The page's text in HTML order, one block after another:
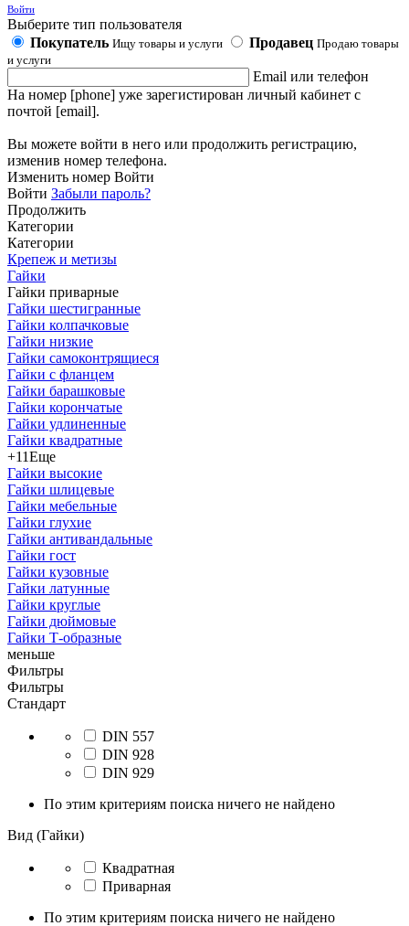
Войти
Выберите тип пользователя
Покупатель Ищу товары и услуги Продавец Продаю товары
и услуги
Email или телефон
На номер [phone] уже зарегистирован личный кабинет с
почтой [email].
Вы можете войти в него или продолжить регистрацию,
изменив номер телефона.
Изменить номер Войти
Войти Забыли пароль?
Продолжить
Категории
Категории
Крепеж и метизы
Гайки
Гайки приварные
Гайки шестигранные
Гайки колпачковые
Гайки низкие
Гайки самоконтрящиеся
Гайки с фланцем
Гайки барашковые
Гайки корончатые
Гайки удлиненные
Гайки квадратные
+11Еще
Гайки высокие
Гайки шлицевые
Гайки мебельные
Гайки глухие
Гайки антивандальные
Гайки гост
Гайки кузовные
Гайки латунные
Гайки круглые
Гайки дюймовые
Гайки Т-образные
меньше
Фильтры
Фильтры
Стандарт
DIN 557
DIN 928
DIN 929
По этим критериям поиска ничего не найдено
Вид (Гайки)
Квадратная
Приварная
По этим критериям поиска ничего не найдено